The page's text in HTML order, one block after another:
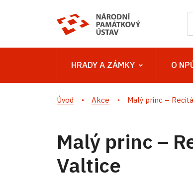
HRADY A ZÁMKY O
Úvod Akce Malý princ –
Malý princ –
Valtice